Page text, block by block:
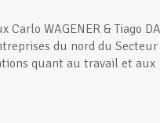
WAGENER & Tiago DA
du nord du Secteur
quant au travail et aux